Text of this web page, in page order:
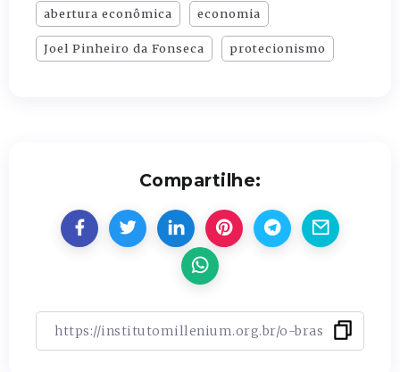
abertura econômica economia
Joel Pinheiro da Fonseca protecionismo
Compartilhe: